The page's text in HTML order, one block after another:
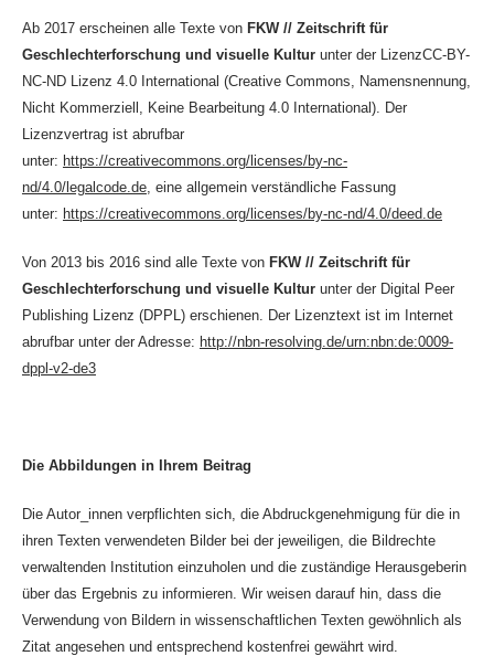
Ab 2017 erscheinen alle Texte von FKW // Zeitschrift für
Geschlechterforschung und visuelle Kulturunter der LizenzCC-BY-
NC-ND Lizenz 4.0 International (Creative Commons, Namensnennung,
Nicht Kommerziell, Keine Bearbeitung 4.0 International). Der
Lizenzvertrag ist abrufbar
unter: https://creativecommons.org/licenses/by-nc-
nd/4.0/legalcode.de, eine allgemein verständliche Fassung
unter: https://creativecommons.org/licenses/by-nc-nd/4.0/deed.de
Von 2013 bis 2016 sind alle Texte von FKW // Zeitschrift für
Geschlechterforschung und visuelle Kulturunter der Digital Peer
Publishing Lizenz (DPPL) erschienen. Der Lizenztext ist im Internet
abrufbar unter der Adresse: http://nbn-resolving.de/urn:nbn:de:0009-
dppl-v2-de3
Die Abbildungen in Ihrem Beitrag
Die Autor_innen verpflichten sich, die Abdruckgenehmigung für die in
ihren Texten verwendeten Bilder bei der jeweiligen, die Bildrechte
verwaltenden Institution einzuholen und die zuständige Herausgeberin
über das Ergebnis zu informieren. Wir weisen darauf hin, dass die
Verwendung von Bildern in wissenschaftlichen Texten gewöhnlich als
Zitat angesehen und entsprechend kostenfrei gewährt wird.